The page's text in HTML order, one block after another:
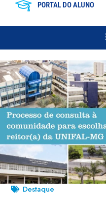
PORTAL DO ALUNO
Destaque